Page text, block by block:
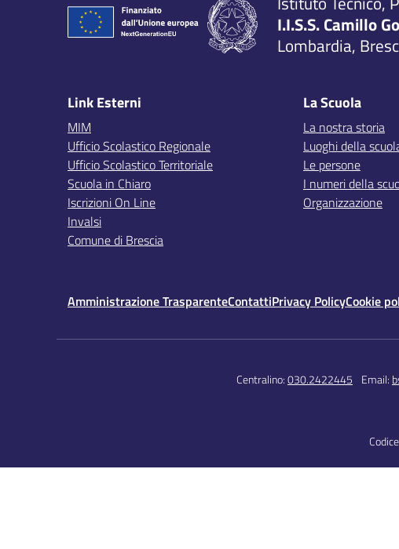
I.I.S.S. Camillo
Lombardia,
Link Esterni
MIM
Ufficio Scolastico Regionale
Ufficio Scolastico Territoriale
Scuola in Chiaro
Iscrizioni On Line
Invalsi
Comune di Brescia
La Scuola
La nostra storia
Luoghi della
Le persone
I numeri della
Organizzazione
Amministrazione TrasparenteContattiPrivacy PolicyCookie
Centralino:030.2422445 Email: